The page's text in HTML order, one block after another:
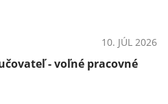
10. JÚL 2026
- voľné pracovné